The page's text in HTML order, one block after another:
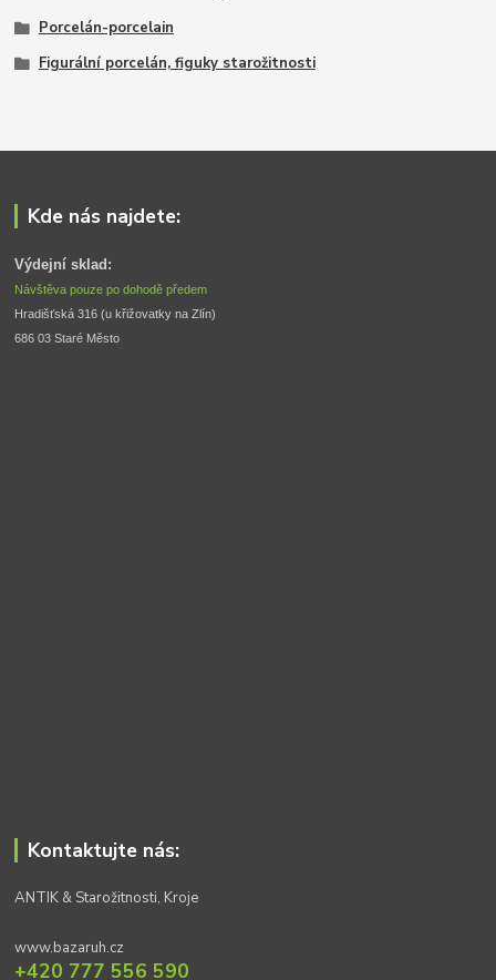
Porcelán-porcelain
Figurální porcelán, figuky starožitnosti
Kde nás najdete:
Výdejní sklad:
Návštěva pouze po dohodě předem
Hradišťská 316 (u křižovatky na Zlín)
686 03 Staré Město
Kontaktujte nás:
ANTIK & Starožitnosti, Kroje
www.bazaruh.cz
+420 777 556 590